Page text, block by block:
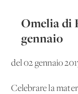
Omelia di
gennaio
del 02 gennaio
Celebrare la